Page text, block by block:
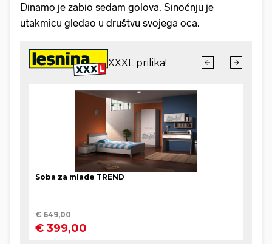
Dinamo je zabio sedam golova. Sinoćnju je
utakmicu gledao u društvu svojega oca.